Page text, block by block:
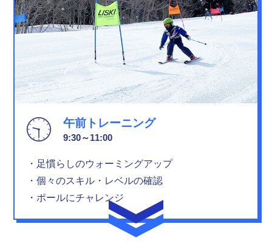
午前トレーニング
9:30～11:00
・足慣らしのウォーミングアップ
・個々のスキル・レベルの確認
・ポールにチャレンジ